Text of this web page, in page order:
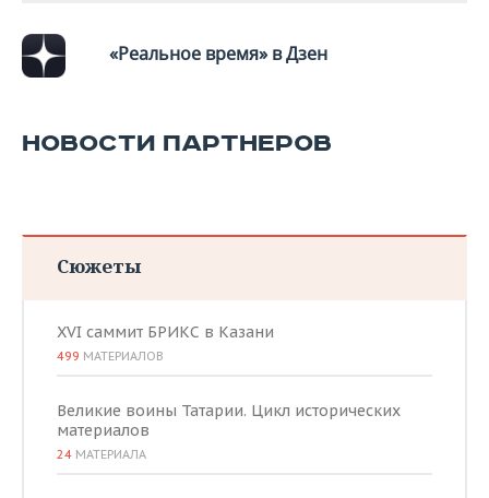
«Реальное время» в Дзен
НОВОСТИ ПАРТНЕРОВ
Сюжеты
XVI саммит БРИКС в Казани
499 МАТЕРИАЛОВ
Великие воины Татарии. Цикл исторических
материалов
24 МАТЕРИАЛА